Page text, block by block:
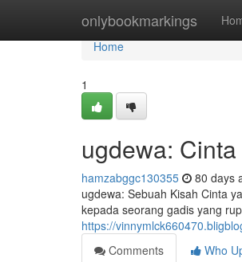
onlybookmarkings
Home
Home
1
ugdewa:
hamzabggc130355 80 days
ugdewa: Sebuah Kisah Cinta
kepada seorang gadis yang
https://
Comments
Who